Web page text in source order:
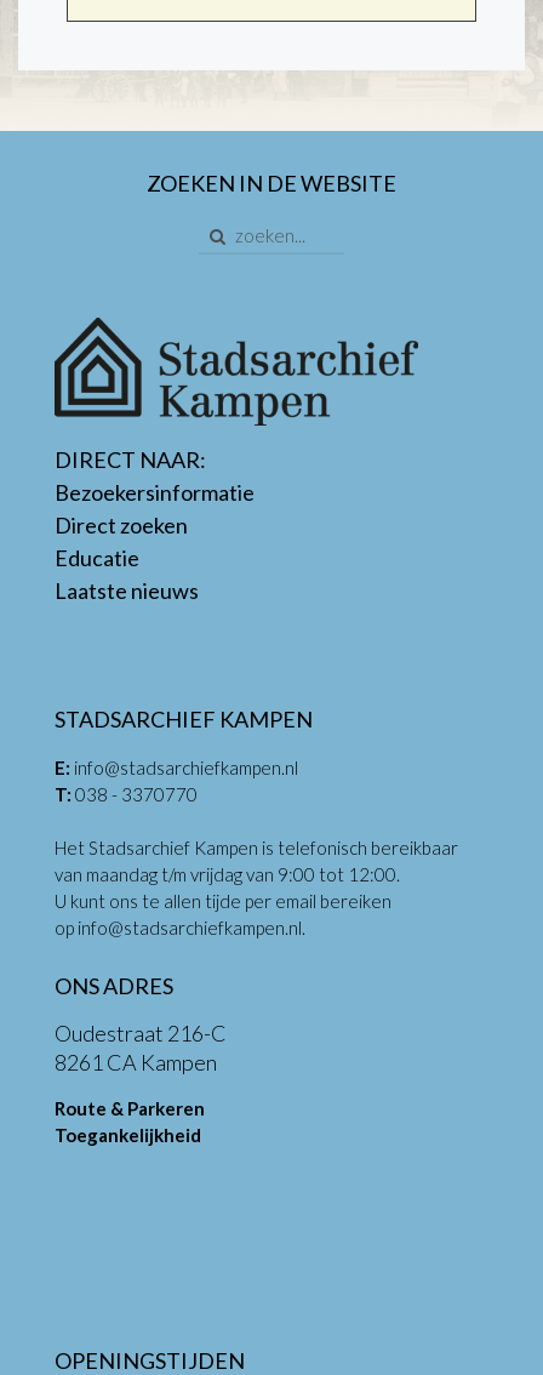
ZOEKEN IN DE WEBSITE
DIRECT NAAR:
Bezoekersinformatie
Direct zoeken
Educatie
Laatste nieuws
STADSARCHIEF KAMPEN
E: info@stadsarchiefkampen.nl
T: 038 - 3370770
Het Stadsarchief Kampen is telefonisch bereikbaar
van maandag t/m vrijdag van 9:00 tot 12:00.
U kunt ons te allen tijde per email bereiken
op info@stadsarchiefkampen.nl.
ONS ADRES
Oudestraat 216-C
8261 CA Kampen
Route & Parkeren
Toegankelijkheid
OPENINGSTIJDEN